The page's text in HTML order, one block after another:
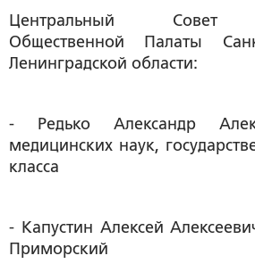
Центральный Совет
Общественной Палаты
Ленинградской области:
- Редько Александр
медицинских наук,
класса
- Капустин Алексей
Приморский